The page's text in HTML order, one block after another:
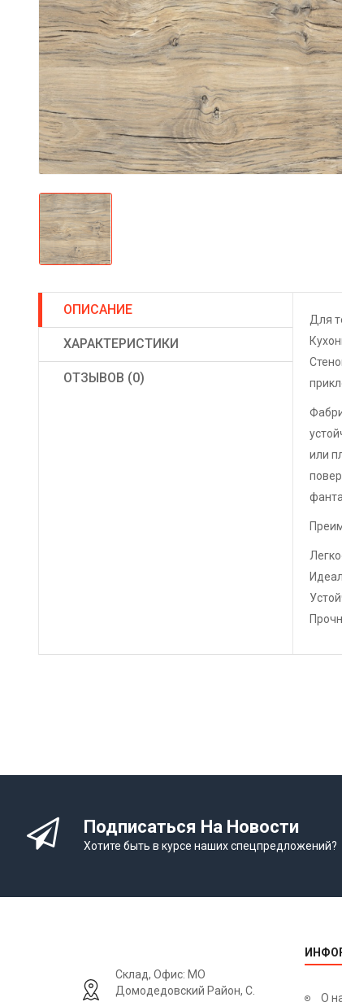
ОПИСАНИЕ
ХАРАКТЕРИСТИКИ
ОТЗЫВОВ (0)
Для
или
Подписаться На Новости
Хотите быть в курсе наших спецпредложений?
Склад, Офис: МО
Домодедовский Район, С.
О